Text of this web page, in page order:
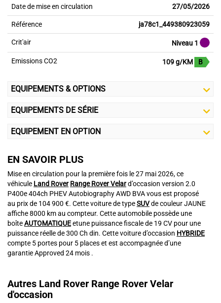
Date de mise en circulation 27/05/2026
Référence ja78c1_449380923059
Crit'air Niveau 1
Emissions CO2 109 g/KM B
EQUIPEMENTS & OPTIONS
EQUIPEMENTS DE SÉRIE
EQUIPEMENT EN OPTION
EN SAVOIR PLUS
Mise en circulation pour la première fois le 27 mai 2026, ce
véhicule Land Rover Range Rover Velard’occasion version 2.0
P400e 404ch PHEV Autobiography AWD BVA vous est proposé
au prix de 104 900 €. Cette voiture de typeSUVde couleur JAUNE
affiche 8000 km au compteur. Cette automobile possède une
boîteAUTOMATIQUEetune puissance fiscale de 19 CV pour une
puissance réelle de 300 Ch din. Cette voiture d’occasion HYBRIDE
compte 5 portes pour 5 places et est accompagnée d’une
garantie Approved 24 mois .
Autres Land Rover Range Rover Velar
d'occasion